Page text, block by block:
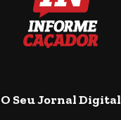
O Seu Jornal Digital